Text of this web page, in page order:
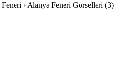
› Alanya Feneri Görselleri (3)